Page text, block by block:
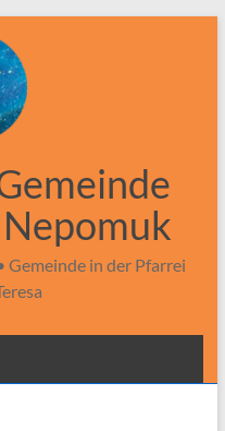
Gemeinde in der Pfarrei